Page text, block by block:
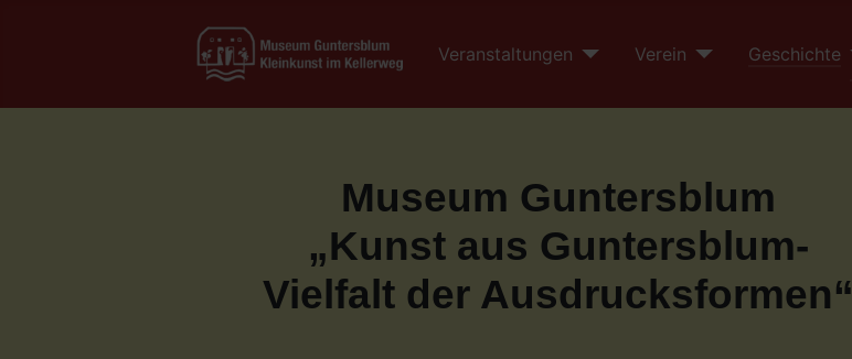
Veranstaltungen Verein Geschichte
Museum Guntersblum
„Kunst aus Guntersblum-
Vielfalt der Ausdrucksformen“